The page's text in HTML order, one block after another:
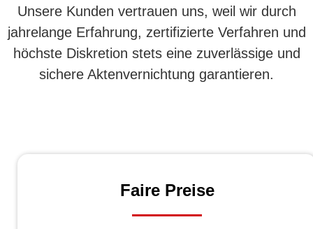
Unsere Kunden vertrauen uns, weil wir durch
jahrelange Erfahrung, zertifizierte Verfahren und
höchste Diskretion stets eine zuverlässige und
sichere Aktenvernichtung garantieren.
Faire Preise